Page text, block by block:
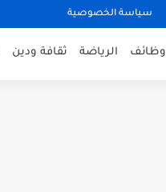
سياسة الخصوصية
وظائف الرياضة ثقافة ودين